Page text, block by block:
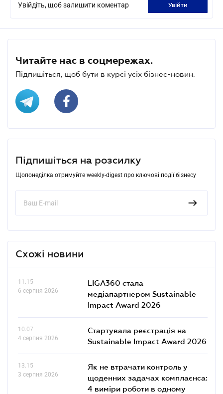
Увійдіть, щоб залишити коментар увійти
Читайте нас в соцмережах.
Підпишіться, щоб бути в курсі усіх бізнес-новин.
Підпишіться на розсилку
Щопонеділка отримуйте weekly-digest про ключові події бізнесу
Схожі новини
11.15
6 серпня 2026
LIGA360 стала
медіапартнером Sustainable
Impact Award 2026
10.07
4 серпня 2026
Стартувала реєстрація на
Sustainable Impact Award 2026
13.15
3 серпня 2026
Як не втрачати контроль у
щоденних задачах комплаєнса:
4 виміри роботи в одному